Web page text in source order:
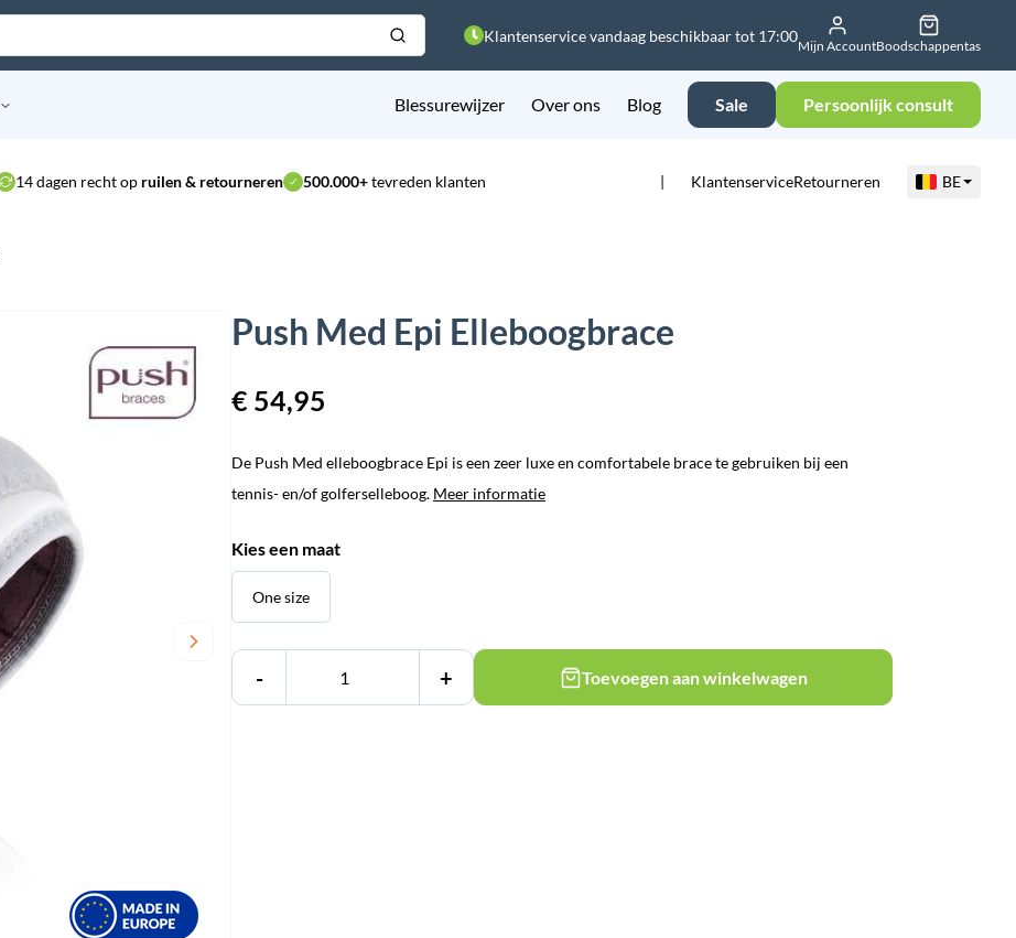
Klantenservice vandaag beschikbaar tot 17:00
Mijn AccountBoodschappentas
Blessurewijzer Over ons Blog Sale Persoonlijk consult
14 dagen recht op ruilen & retourneren 500.000+tevreden klanten KlantenserviceRetourneren BE
Push Med Epi Elleboogbrace
€ 54,95
De Push Med elleboogbrace Epi is een zeer luxe en comfortabele brace te gebruiken bij een
tennis- en/of golferselleboog. Meer informatie
Kies een maat
One size
- + Toevoegen aan winkelwagen